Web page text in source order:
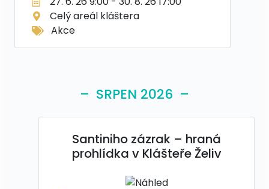
Celý areál kláštera
Akce
– SRPEN 2026 –
Santiniho zázrak – hraná
prohlídka v Klášteře Želiv